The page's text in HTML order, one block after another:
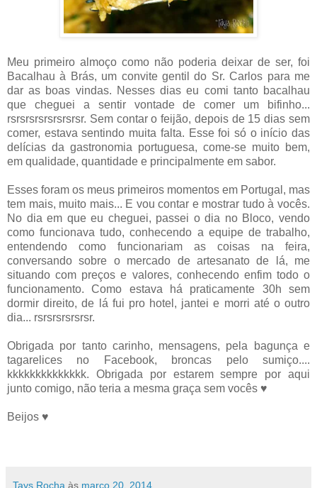
Meu primeiro almoço como não poderia deixar de ser, foi
Bacalhau à Brás, um convite gentil do Sr. Carlos para me
dar as boas vindas. Nesses dias eu comi tanto bacalhau
que cheguei a sentir vontade de comer um bifinho...
rsrsrsrsrsrsrsrsr. Sem contar o feijão, depois de 15 dias sem
comer, estava sentindo muita falta. Esse foi só o início das
delícias da gastronomia portuguesa, come-se muito bem,
em qualidade, quantidade e principalmente em sabor.
Esses foram os meus primeiros momentos em Portugal, mas
tem mais, muito mais... E vou contar e mostrar tudo à vocês.
No dia em que eu cheguei, passei o dia no Bloco, vendo
como funcionava tudo, conhecendo a equipe de trabalho,
entendendo como funcionariam as coisas na feira,
conversando sobre o mercado de artesanato de lá, me
situando com preços e valores, conhecendo enfim todo o
funcionamento. Como estava há praticamente 30h sem
dormir direito, de lá fui pro hotel, jantei e morri até o outro
dia... rsrsrsrsrsrsr.
Obrigada por tanto carinho, mensagens, pela bagunça e
tagarelices no Facebook, broncas pelo sumiço....
kkkkkkkkkkkkkk. Obrigada por estarem sempre por aqui
junto comigo, não teria a mesma graça sem vocês ♥
Beijos ♥
Tays Rocha às março 20, 2014